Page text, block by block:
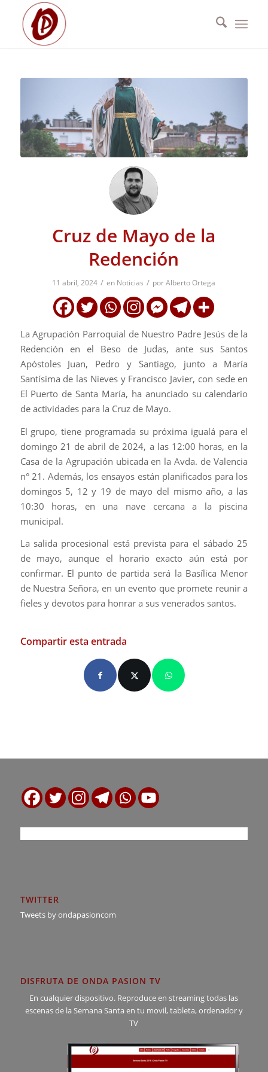
Cruz de Mayo de la
Redención
11 abril, 2024 / en Noticias / porAlberto Ortega
La Agrupación Parroquial de Nuestro Padre Jesús de la
Redención en el Beso de Judas, ante sus Santos
Apóstoles Juan, Pedro y Santiago, junto a María
Santísima de las Nieves y Francisco Javier, con sede en
El Puerto de Santa María, ha anunciado su calendario
de actividades para la Cruz de Mayo.
El grupo, tiene programada su próxima igualá para el
domingo 21 de abril de 2024, a las 12:00 horas, en la
Casa de la Agrupación ubicada en la Avda. de Valencia
n° 21. Además, los ensayos están planificados para los
domingos 5, 12 y 19 de mayo del mismo año, a las
10:30 horas, en una nave cercana a la piscina
municipal.
La salida procesional está prevista para el sábado 25
de mayo, aunque el horario exacto aún está por
confirmar. El punto de partida será la Basílica Menor
de Nuestra Señora, en un evento que promete reunir a
fieles y devotos para honrar a sus venerados santos.
Compartir esta entrada
TWITTER
Tweets by ondapasioncom
DISFRUTA DE ONDA PASION TV
En cualquier dispositivo. Reproduce en streaming todas las
escenas de la Semana Santa en tu movil, tableta, ordenador y
TV